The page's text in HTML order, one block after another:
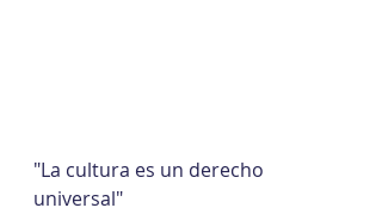
"La cultura es un derecho
universal"